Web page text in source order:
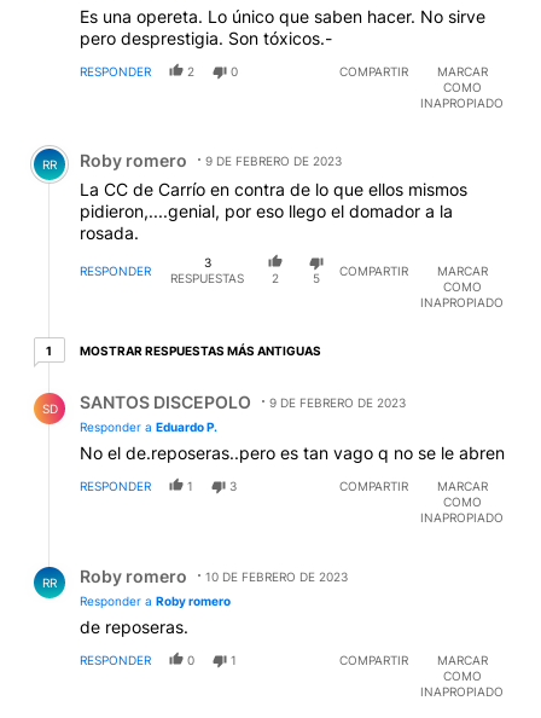
Es una opereta. Lo único que saben hacer. No sirve
pero desprestigia. Son tóxicos.-
RESPONDER 2 0 COMPARTIR
MARCAR
COMO
INAPROPIADO
Comentario de Roby romero.
RR Roby romero 9 DE FEBRERO DE 2023
La CC de Carrío en contra de lo que ellos mismos
pidieron,....genial, por eso llego el domador a la
rosada.
RESPONDER
3
RESPUESTAS
2 5
COMPARTIR
MARCAR
COMO
INAPROPIADO
11 respuesta más antiguas
MOSTRAR RESPUESTAS MÁS ANTIGUAS
SD SANTOS DISCEPOLO
9 DE FEBRERO DE 2023
Responder a Eduardo P.
No el de.reposeras..pero es tan vago q no se le abren
RESPONDER 1 3 COMPARTIR
MARCAR
COMO
INAPROPIADO
RR Roby romero
10 DE FEBRERO DE 2023
Responder a Roby romero
de reposeras.
RESPONDER 0 1 COMPARTIR
MARCAR
COMO
INAPROPIADO